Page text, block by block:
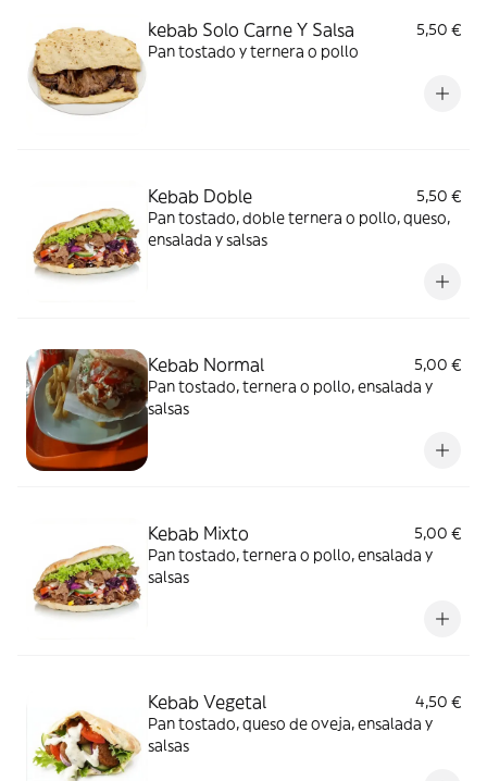
kebab Solo Carne Y Salsa
5,50 €
Pan tostado y ternera o pollo
Kebab Doble
5,50 €
Pan tostado, doble ternera o pollo, queso,
ensalada y salsas
Kebab Normal
5,00 €
Pan tostado, ternera o pollo, ensalada y
salsas
Kebab Mixto
5,00 €
Pan tostado, ternera o pollo, ensalada y
salsas
Kebab Vegetal
4,50 €
Pan tostado, queso de oveja, ensalada y
salsas